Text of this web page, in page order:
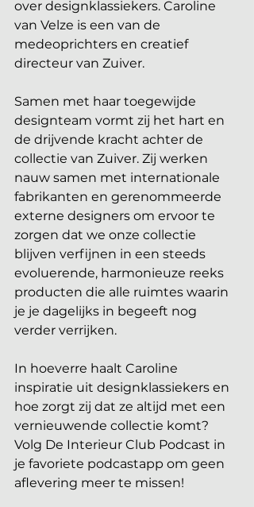
over designklassiekers. Caroline
van Velze is een van de
medeoprichters en creatief
directeur van Zuiver.
Samen met haar toegewijde
designteam vormt zij het hart en
de drijvende kracht achter de
collectie van Zuiver. Zij werken
nauw samen met internationale
fabrikanten en gerenommeerde
externe designers om ervoor te
zorgen dat we onze collectie
blijven verfijnen in een steeds
evoluerende, harmonieuze reeks
producten die alle ruimtes waarin
je je dagelijks in begeeft nog
verder verrijken.
In hoeverre haalt Caroline
inspiratie uit designklassiekers en
hoe zorgt zij dat ze altijd met een
vernieuwende collectie komt?
Volg De Interieur Club Podcast in
je favoriete podcastapp om geen
aflevering meer te missen!